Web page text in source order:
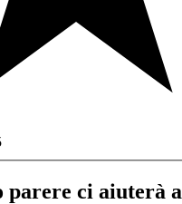
parere ci aiuterà a